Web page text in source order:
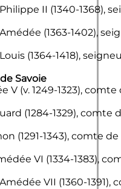
Philippe II (1340-1368),
├─> Amédée (1363-
└─> Louis (1364-1418),
Savoie
V (v. 1249-1323), comte
Édouard (1284-1329),
Aymon (1291-1343), comte
VI (1334-1383),
Amédée VII (1360-1391),